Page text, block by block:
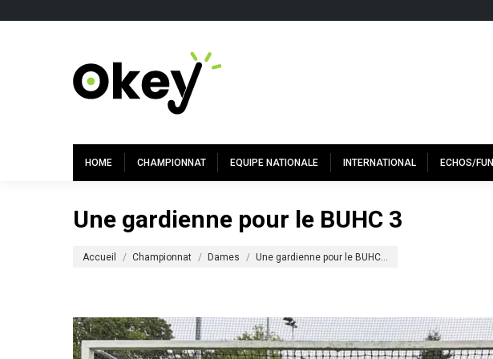
HOME CHAMPIONNAT EQUIPE NATIONALE INTERNATIONAL ECHOS/FUN
Une gardienne pour le BUHC 3
Accueil Championnat Dames Une gardienne pour le BUHC…